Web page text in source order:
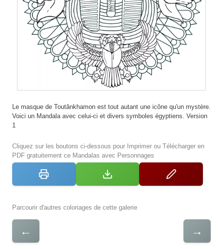
Le masque de Toutânkhamon est tout autant une icône qu'un mystère.
Voici un Mandala avec celui-ci et divers symboles égyptiens. Version
1
Cliquez sur les boutons ci-dessous pour Imprimer ou Télécharger en
PDF gratuitement ce Mandalas avec Personnages
Parcourir d'autres coloriages de cette galerie
← →